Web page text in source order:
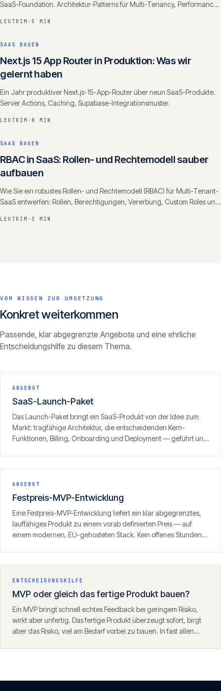
SaaS-Foundation. Architektur-Patterns für Multi-Tenancy, Performance,
LEUTRIM · 5 MIN
SAAS BAUEN
Next.js 15 App Router in Produktion: Was wir
gelernt haben
Ein Jahr produktiver Next.js-15-App-Router über neun SaaS-Produkte.
Server Actions, Caching, Supabase-Integrationsmuster.
LEUTRIM · 8 MIN
SAAS BAUEN
RBAC in SaaS: Rollen- und Rechtemodell sauber
aufbauen
Wie Sie ein robustes Rollen- und Rechtemodell (RBAC) für Multi-Tenant-
SaaS entwerfen: Rollen, Berechtigungen, Vererbung, Custom Roles und
LEUTRIM · 3 MIN
VOM WISSEN ZUR UMSETZUNG
Konkret weiterkommen
Passende, klar abgegrenzte Angebote und eine ehrliche
Entscheidungshilfe zu diesem Thema.
ANGEBOT
SaaS-Launch-Paket
Das Launch-Paket bringt ein SaaS-Produkt von der Idee zum
Markt: tragfähige Architektur, die entscheidenden Kern-
Funktionen, Billing, Onboarding und Deployment — geführt und
Umsatz erzeugen kann.
ANGEBOT
Festpreis-MVP-Entwicklung
Eine Festpreis-MVP-Entwicklung liefert ein klar abgegrenztes,
lauffähiges Produkt zu einem vorab definierten Preis — auf
einem modernen, EU-gehosteten Stack. Kein offenes Stunden-
ENTSCHEIDUNGSHILFE
MVP oder gleich das fertige Produkt bauen?
Ein MVP bringt schnell echtes Feedback bei geringem Risiko,
wirkt aber unfertig. Das fertige Produkt überzeugt sofort, birgt
aber das Risiko, viel am Bedarf vorbei zu bauen. In fast allen